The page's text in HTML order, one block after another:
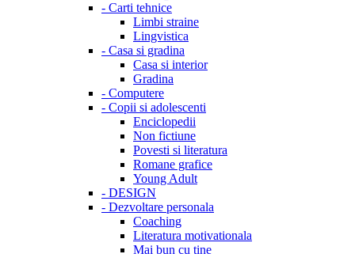
- Carti tehnice
Limbi straine
Lingvistica
- Casa si gradina
Casa si interior
Gradina
- Computere
- Copii si adolescenti
Enciclopedii
Non fictiune
Povesti si literatura
Romane grafice
Young Adult
- DESIGN
- Dezvoltare personala
Coaching
Literatura motivationala
Mai bun cu tine